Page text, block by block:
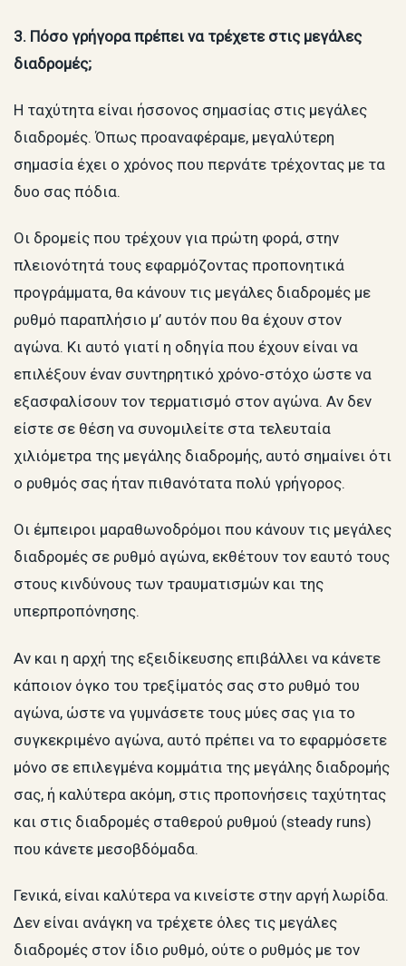
3. Πόσο γρήγορα πρέπει να τρέχετε στις μεγάλες
διαδρομές;
Η ταχύτητα είναι ήσσονος σημασίας στις μεγάλες
διαδρομές. Όπως προαναφέραμε, μεγαλύτερη
σημασία έχει ο χρόνος που περνάτε τρέχοντας με τα
δυο σας πόδια.
Οι δρομείς που τρέχουν για πρώτη φορά, στην
πλειονότητά τους εφαρμόζοντας προπονητικά
προγράμματα, θα κάνουν τις μεγάλες διαδρομές με
ρυθμό παραπλήσιο μ’ αυτόν που θα έχουν στον
αγώνα. Κι αυτό γιατί η οδηγία που έχουν είναι να
επιλέξουν έναν συντηρητικό χρόνο-στόχο ώστε να
εξασφαλίσουν τον τερματισμό στον αγώνα. Αν δεν
είστε σε θέση να συνομιλείτε στα τελευταία
χιλιόμετρα της μεγάλης διαδρομής, αυτό σημαίνει ότι
ο ρυθμός σας ήταν πιθανότατα πολύ γρήγορος.
Οι έμπειροι μαραθωνοδρόμοι που κάνουν τις μεγάλες
διαδρομές σε ρυθμό αγώνα, εκθέτουν τον εαυτό τους
στους κινδύνους των τραυματισμών και της
υπερπροπόνησης.
Αν και η αρχή της εξειδίκευσης επιβάλλει να κάνετε
κάποιον όγκο του τρεξίματός σας στο ρυθμό του
αγώνα, ώστε να γυμνάσετε τους μύες σας για το
συγκεκριμένο αγώνα, αυτό πρέπει να το εφαρμόσετε
μόνο σε επιλεγμένα κομμάτια της μεγάλης διαδρομής
σας, ή καλύτερα ακόμη, στις προπονήσεις ταχύτητας
και στις διαδρομές σταθερού ρυθμού (steady runs)
που κάνετε μεσοβδόμαδα.
Γενικά, είναι καλύτερα να κινείστε στην αργή λωρίδα.
Δεν είναι ανάγκη να τρέχετε όλες τις μεγάλες
διαδρομές στον ίδιο ρυθμό, ούτε ο ρυθμός με τον